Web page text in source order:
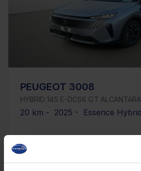
PEUGEOT 3008
HYBRID 145 E-DCS6 GT ALCANTARA
20 km - 2025 - Essence